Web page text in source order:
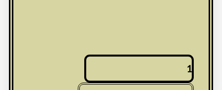
כמות
מזוזה